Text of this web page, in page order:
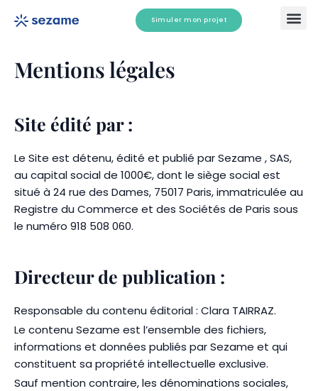
Simuler mon projet
Mentions légales
Site édité par :
Le Site est détenu, édité et publié par Sezame , SAS,
au capital social de 1000€, dont le siège social est
situé à 24 rue des Dames, 75017 Paris, immatriculée au
Registre du Commerce et des Sociétés de Paris sous
le numéro 918 508 060.
Directeur de publication :
Responsable du contenu éditorial : Clara TAIRRAZ.
Le contenu Sezame est l’ensemble des fichiers,
informations et données publiés par Sezame et qui
constituent sa propriété intellectuelle exclusive.
Sauf mention contraire, les dénominations sociales,